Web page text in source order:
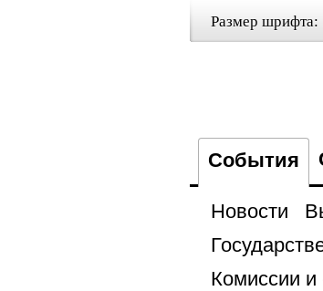
Размер шрифта:
События
Новости
Комиссии и